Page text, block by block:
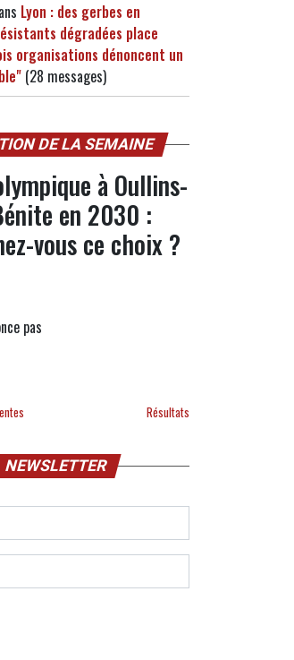
Lyon : des gerbes en
dégradées place
organisations dénoncent un
(28 messages)
DE LA SEMAINE
à Oullins-
en 2030 :
vous ce choix ?
pas
Résultats
NEWSLETTER